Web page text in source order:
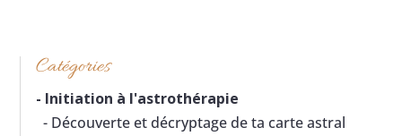
Catégories
- Initiation à l'astrothérapie
- Découverte et décryptage de ta carte astral